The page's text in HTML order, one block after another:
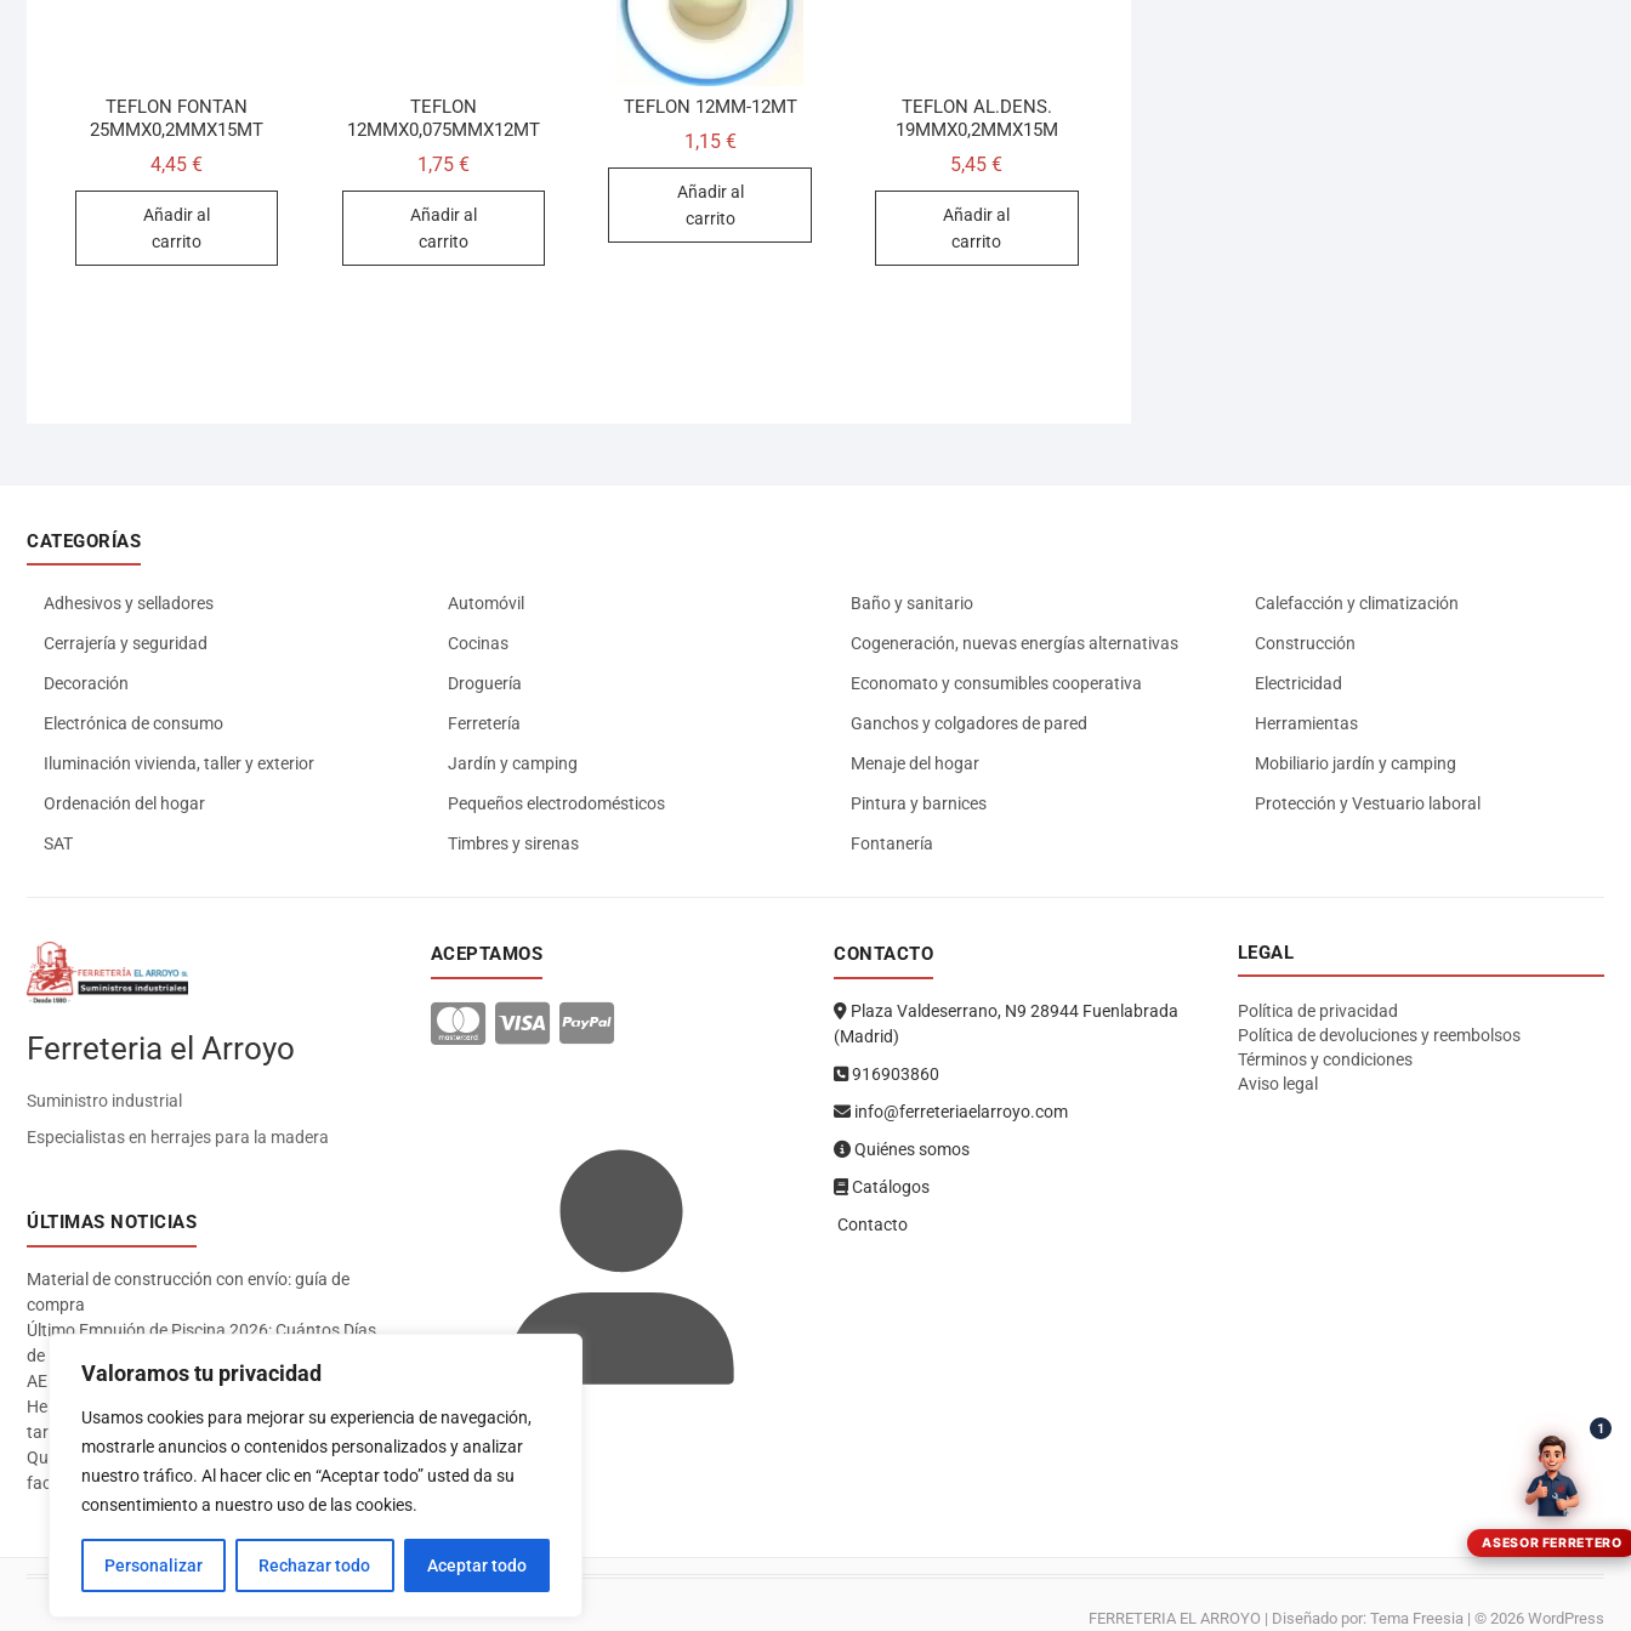
Valoramos tu privacidad
Usamos cookies para mejorar su experiencia de navegación,
mostrarle anuncios o contenidos personalizados y analizar
nuestro tráfico. Al hacer clic en “Aceptar todo” usted da su
consentimiento a nuestro uso de las cookies.
Personalizar Rechazar todo Aceptar todo
TEFLON FONTAN
25MMX0,2MMX15MT
4,45€
Añadir al
carrito
TEFLON
12MMX0,075MMX12MT
1,75 €
Añadir al
carrito
TEFLON 12MM-12MT
1,15 €
Añadir al
carrito
TEFLON AL.DENS.
19MMX0,2MMX15M
5,45€
Añadir al
carrito
CATEGORÍAS
Adhesivos y selladores Automóvil Baño y sanitario Calefacción y climatización
Cerrajería y seguridad Cocinas Cogeneración, nuevas energías alternativas Construcción
Decoración Droguería Economato y consumibles cooperativa Electricidad
Electrónica de consumo Ferretería Ganchos y colgadores de pared Herramientas
Iluminación vivienda, taller y exterior Jardín y camping Menaje del hogar Mobiliario jardín y camping
Ordenación del hogar Pequeños electrodomésticos Pintura y barnices Protección y Vestuario laboral
SAT Timbres y sirenas Fontanería
Ferreteria el Arroyo
Suministro industrial
Especialistas en herrajes para la madera
ÚLTIMAS NOTICIAS
Material de construcción con envío: guía de
compra
Último Empujón de Piscina 2026: Cuántos Días
de Baño te Quedan en Madrid Sur (Datos
AEMET)
Herramientas imprescindibles para instalar
tarima flotante
Qué pintura usar en exterior: guía completa para
fachadas 2026
ACEPTAMOS
Acceder
CONTACTO
Plaza Valdeserrano, N9 28944 Fuenlabrada
(Madrid)
916903860
info@ferreteriaelarroyo.com
Quiénes somos
Catálogos
Contacto
LEGAL
Política de privacidad
Política de devoluciones y reembolsos
Términos y condiciones
Aviso legal
FERRETERIA EL ARROYO | Diseñado por: Tema Freesia | © 2026 WordPress
ASESOR FERRETERO
1
Asesor El Arroyo
En línea · responde en segundos
WhatsApp